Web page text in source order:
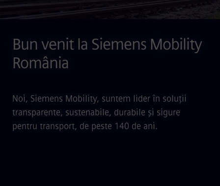
Bun venit la Siemens Mobility
România
Noi, Siemens Mobility, suntem lider în soluții
transparente, sustenabile, durabile și sigure
pentru transport, de peste 140 de ani.